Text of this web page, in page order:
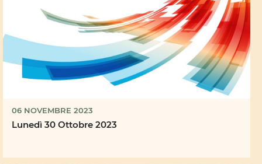
06 NOVEMBRE 2023
Lunedì 30 Ottobre 2023